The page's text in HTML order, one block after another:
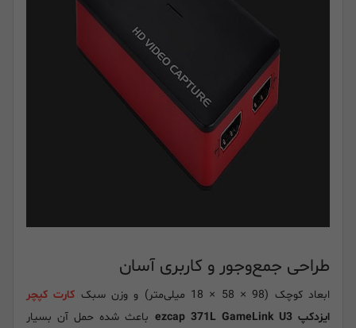
طراحی جمع‌وجور و کاربری آسان
ابعاد کوچک (98 × 58 × 18 میلی‌متر) و وزن سبک
کارت کپچر
ایزدکپ ezcap 371L GameLink U3
باعث شده حمل آن بسیار